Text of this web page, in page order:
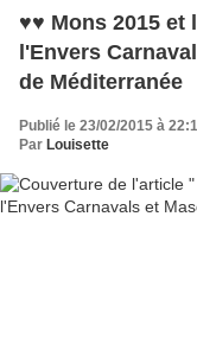
♥♥ Mons 2015 et
l'Envers Carnavals et Mascarades d'Europe et
de Méditerranée
Publié le 23/02/2015 à
Par Louisette